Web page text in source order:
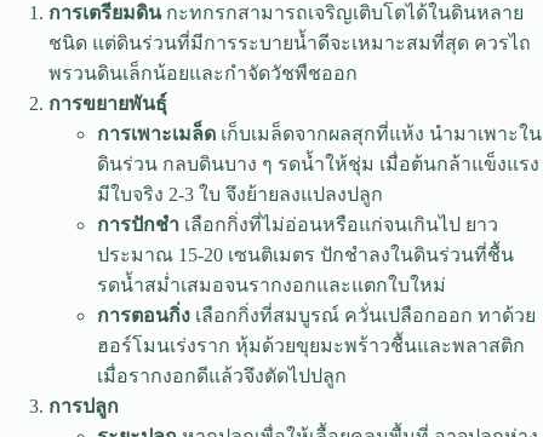
การเตรียมดินกะทกรกสามารถเจริญเติบโตได้ในดินหลาย
ชนิด แต่ดินร่วนที่มีการระบายน้ำดีจะเหมาะสมที่สุด ควรไถ
พรวนดินเล็กน้อยและกำจัดวัชพืชออก
การขยายพันธุ์
การเพาะเมล็ด เก็บเมล็ดจากผลสุกที่แห้ง นำมาเพาะใน
ดินร่วน กลบดินบาง ๆ รดน้ำให้ชุ่ม เมื่อต้นกล้าแข็งแรง
มีใบจริง 2-3 ใบ จึงย้ายลงแปลงปลูก
การปักชำ เลือกกิ่งที่ไม่อ่อนหรือแก่จนเกินไป ยาว
ประมาณ 15-20 เซนติเมตร ปักชำลงในดินร่วนที่ชื้น
รดน้ำสม่ำเสมอจนรากงอกและแตกใบใหม่
การตอนกิ่ง เลือกกิ่งที่สมบูรณ์ ควั่นเปลือกออก ทาด้วย
ฮอร์โมนเร่งราก หุ้มด้วยขุยมะพร้าวชื้นและพลาสติก
เมื่อรากงอกดีแล้วจึงตัดไปปลูก
การปลูก